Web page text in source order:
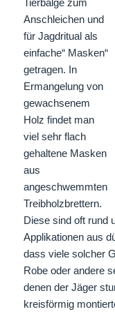
Tierbälge zum
Anschleichen und
für Jagdritual als
einfache“ Masken“
getragen. In
Ermangelung von
gewachsenem
Holz findet man
viel sehr flach
gehaltene Masken
aus
angeschwemmten
Treibholzbrettern.
Diese sind oft rund
Applikationen aus
dass viele solcher
Robe oder andere
denen der Jäger
kreisförmig